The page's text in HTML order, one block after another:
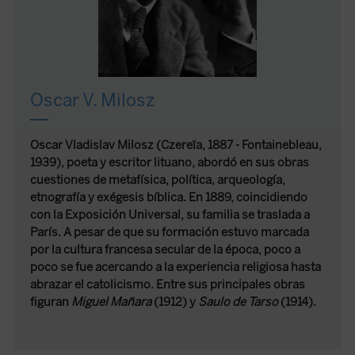
Oscar V. Milosz
Oscar Vladislav Milosz (Czereïa, 1887 - Fontainebleau,
1939), poeta y escritor lituano, abordó en sus obras
cuestiones de metafísica, política, arqueología,
etnografía y exégesis bíblica. En 1889, coincidiendo
con la Exposición Universal, su familia se traslada a
París. A pesar de que su formación estuvo marcada
por la cultura francesa secular de la época, poco a
poco se fue acercando a la experiencia religiosa hasta
abrazar el catolicismo. Entre sus principales obras
figuran Miguel Mañara(1912) y Saulo de Tarso(1914).